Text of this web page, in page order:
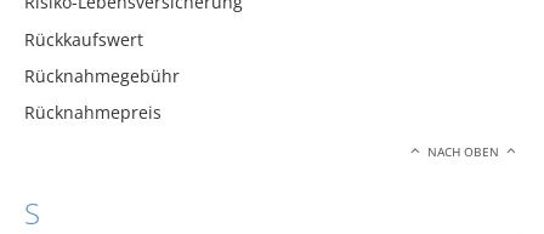
Rückkaufswert
Rücknahmegebühr
Rücknahmepreis
NACH OBEN
S